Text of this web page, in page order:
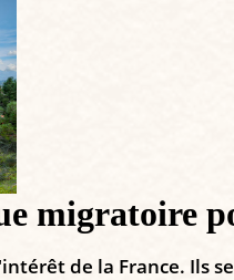
migratoire
de la France. Ils